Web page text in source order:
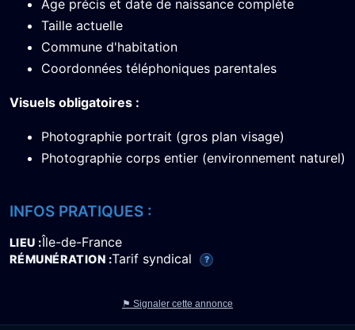
Âge précis et date de naissance complète
Taille actuelle
Commune d'habitation
Coordonnées téléphoniques parentales
Visuels obligatoires :
Photographie portrait (gros plan visage)
Photographie corps entier (environnement naturel)
INFOS PRATIQUES :
LIEU Île-de-France
RÉMUNÉRATION Tarif syndical ?
⚑ Signaler cette annonce